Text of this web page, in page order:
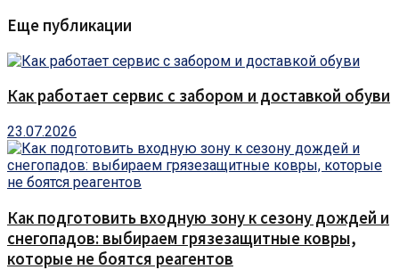
Еще публикации
Как работает сервис с забором и доставкой обуви
23.07.2026
Как подготовить входную зону к сезону дождей и
снегопадов: выбираем грязезащитные ковры,
которые не боятся реагентов